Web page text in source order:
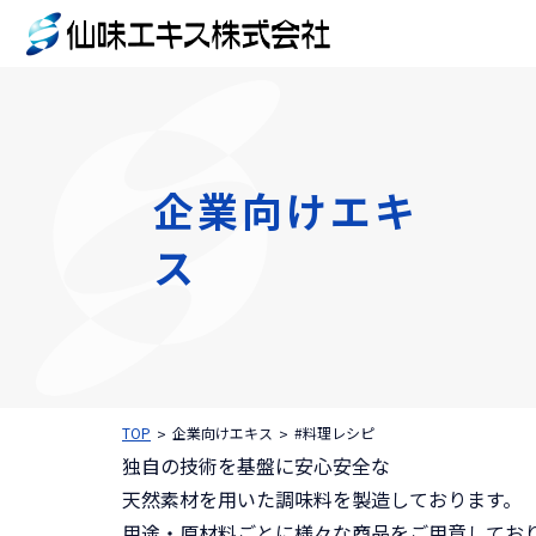
企業向けエキ
ス
TOP 企業向けエキス #料理レシピ
独自の技術を基盤に安心安全な
天然素材を用いた調味料を製造しております。